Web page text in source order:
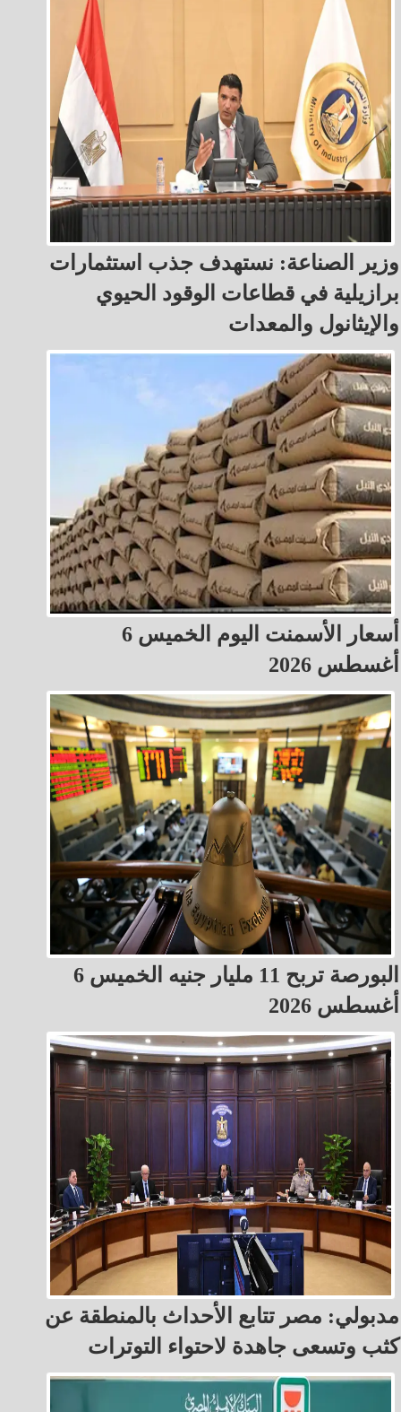
وزير الصناعة: نستهدف جذب استثمارات
برازيلية في قطاعات الوقود الحيوي
والإيثانول والمعدات
أسعار الأسمنت اليوم الخميس 6
أغسطس 2026
البورصة تربح 11 مليار جنيه الخميس 6
أغسطس 2026
مدبولي: مصر تتابع الأحداث بالمنطقة عن
كثب وتسعى جاهدة لاحتواء التوترات